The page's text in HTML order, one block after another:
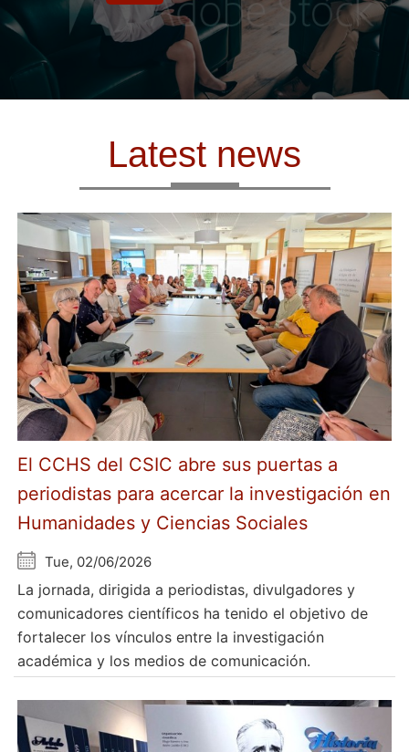
Latest news
El CCHS del CSIC abre sus puertas a
periodistas para acercar la investigación en
Humanidades y Ciencias Sociales
Tue, 02/06/2026
La jornada, dirigida a periodistas, divulgadores y
comunicadores científicos ha tenido el objetivo de
fortalecer los vínculos entre la investigación
académica y los medios de comunicación.